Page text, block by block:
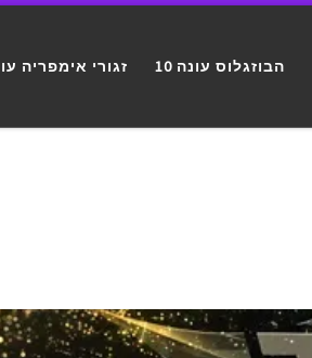
הבוזגלוס עונה 10 זגורי אימפריה